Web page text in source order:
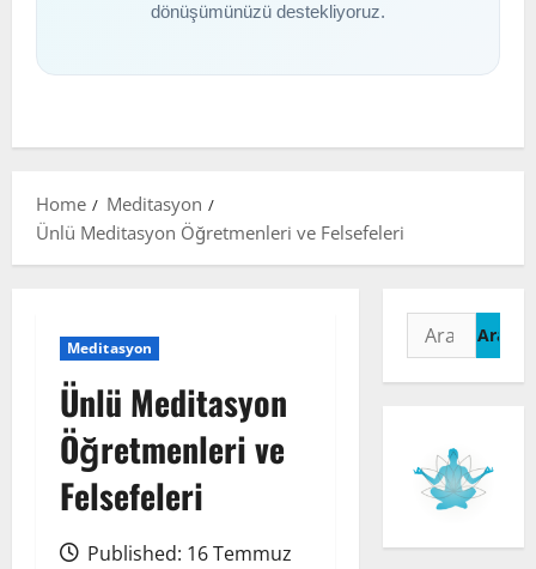
dönüşümünüzü destekliyoruz.
Home
Meditasyon
Ünlü Meditasyon Öğretmenleri ve Felsefeleri
Meditasyon
Ünlü Meditasyon
Öğretmenleri ve
Felsefeleri
Published: 16 Temmuz
Arama: